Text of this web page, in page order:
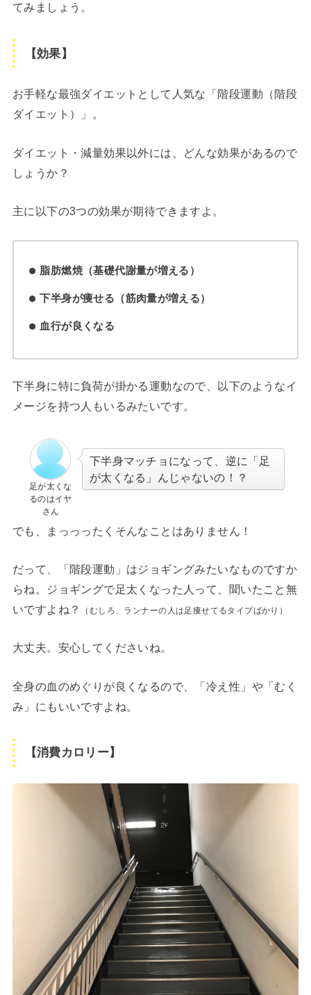
てみましょう。
【効果】
お手軽な最強ダイエットとして人気な「階段運動（階段
ダイエット）」。
ダイエット・減量効果以外には、どんな効果があるので
しょうか？
主に以下の3つの効果が期待できますよ。
脂肪燃焼（基礎代謝量が増える）
下半身が痩せる（筋肉量が増える）
血行が良くなる
下半身に特に負荷が掛かる運動なので、以下のようなイ
メージを持つ人もいるみたいです。
足が太くな
るのはイヤ
さん
下半身マッチョになって、逆に「足
が太くなる」んじゃないの！？
でも、まっっったくそんなことはありません！
だって、「階段運動」はジョギングみたいなものですか
らね。ジョギングで足太くなった人って、聞いたこと無
いですよね？
（むしろ、ランナーの人は足痩せてるタイプばかり）
大丈夫。安心してくださいね。
全身の血のめぐりが良くなるので、「冷え性」や「むく
み」にもいいですよね。
【消費カロリー】